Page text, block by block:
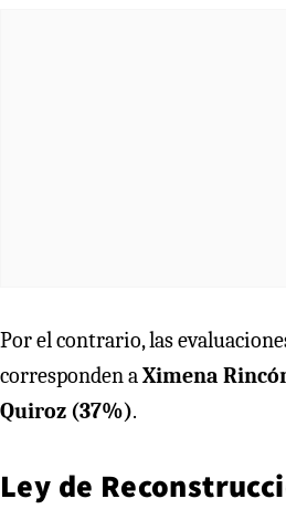
Por el contrario, las
corresponden aXimena
Quiroz (37%).
Ley de